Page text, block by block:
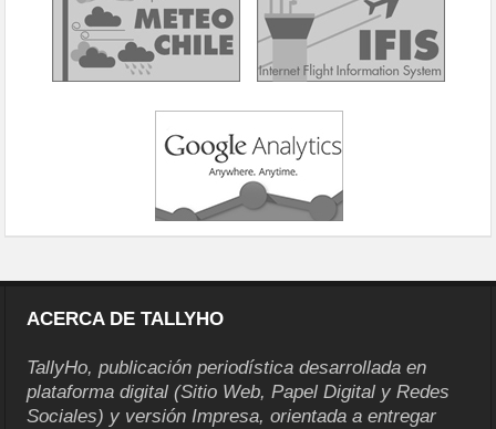
ACERCA DE TALLYHO
TallyHo, publicación periodística desarrollada en
plataforma digital (Sitio Web, Papel Digital y Redes
Sociales) y versión Impresa, orientada a entregar